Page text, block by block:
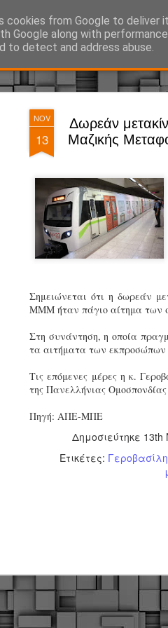
NOV
13
Δωρεάν
Μαζικής
Σημειώνεται ότι η δωρεάν
ΜΜΜ ήταν πάγιο αίτημα των
Στη συνάντηση, η οποία
τα αιτήματα των εκπροσώπων
Τις επόμενες μέρες η κ.
της Πανελλήνιας
Πηγή: ΑΠΕ-ΜΠΕ
Δημοσιεύτηκε 13th
Ετικέτες: Γεροβασίλη
cookies from Google to deliver
Google along with
to detect and address abuse.
τα νέα! Ό, τι
Κοζάνης :
JUN